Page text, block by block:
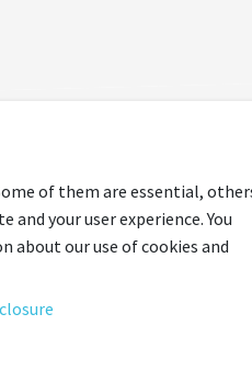
of them are essential,
and your user experience. You
our use of cookies and